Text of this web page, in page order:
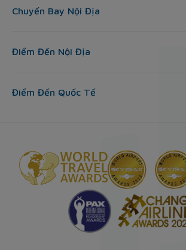
Chuyến Bay Nội Địa
Điểm Đến Nội Địa
Điểm Đến Quốc Tế